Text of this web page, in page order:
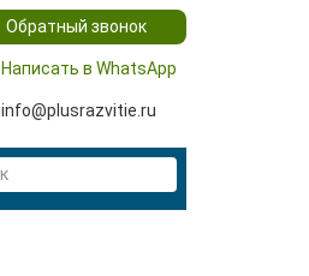
Обратный звонок
Написать в WhatsApp
info@plusrazvitie.ru